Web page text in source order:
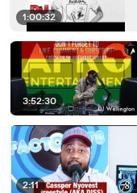
1:00:32
3:52:30
2:11